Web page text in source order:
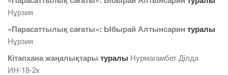
Нұрзия
«Парасаттылық сағаты»: Ыбырай Алтынсарин туралы
Нұрзия
Кітапхана жаңалықтары туралы Нурмагамбет Дiлда
ИН-18-2к